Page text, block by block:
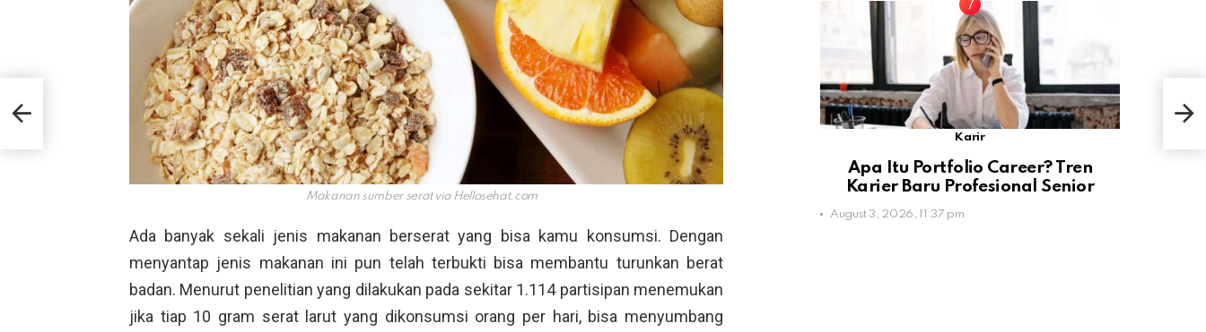
Makanan sumber serat via Hellosehat.com
Ada banyak sekali jenis makanan berserat yang bisa kamu konsumsi. Dengan
menyantap jenis makanan ini pun telah terbukti bisa membantu turunkan berat
badan. Menurut penelitian yang dilakukan pada sekitar 1.114 partisipan menemukan
jika tiap 10 gram serat larut yang dikonsumsi orang per hari, bisa menyumbang
Karir
Apa Itu Portfolio Career? Tren
Karier Baru Profesional Senior
August 3, 2026, 11:37 pm